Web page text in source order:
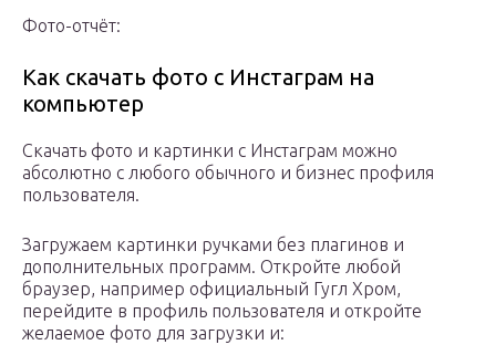
Фото-отчёт:
Как скачать фото с Инстаграм на
компьютер
Скачать фото и картинки с Инстаграм можно
абсолютно с любого обычного и бизнес профиля
пользователя.
Загружаем картинки ручками без плагинов и
дополнительных программ. Откройте любой
браузер, например официальный Гугл Хром,
перейдите в профиль пользователя и откройте
желаемое фото для загрузки и: